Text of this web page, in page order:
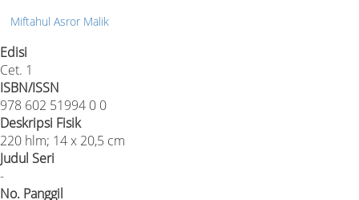
Miftahul Asror Malik
Edisi
Cet. 1
ISBN/ISSN
978 602 51994 0 0
Deskripsi Fisik
220 hlm; 14 x 20,5 cm
Judul Seri
-
No. Panggil